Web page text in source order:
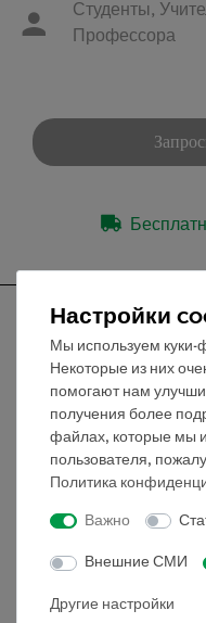
Студенты,
Профессора
Информация
Контактное лицо
Декларация о
Вводные данные
Настройки
Мы используем
Некоторые из них
помогают нам
получения более
файлах, которые мы
пользователя,
Политика
Важно
Внешние СМИ
Другие настройки